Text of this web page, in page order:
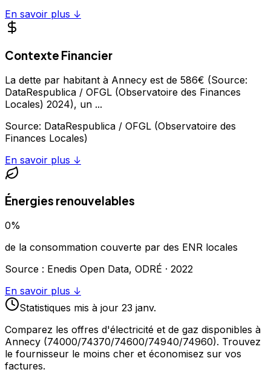
En savoir plus ↓
Contexte Financier
La dette par habitant à Annecy est de 586€ (Source:
DataRespublica / OFGL (Observatoire des Finances
Locales) 2024), un ...
Source: DataRespublica / OFGL (Observatoire des
Finances Locales)
En savoir plus ↓
Énergies renouvelables
0%
de la consommation couverte par des ENR locales
Source : Enedis Open Data, ODRÉ · 2022
En savoir plus ↓
Statistiques mis à jour 23 janv.
Comparez les offres d'électricité et de gaz disponibles à
Annecy (74000/74370/74600/74940/74960). Trouvez
le fournisseur le moins cher et économisez sur vos
factures.